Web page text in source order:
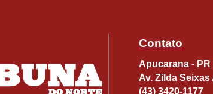
Contato
Apucarana - PR
Av. Zilda Seixas
(43) 3420-1177